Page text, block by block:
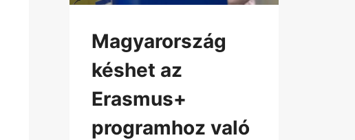
Magyarország
késhet az
Erasmus+
programhoz való